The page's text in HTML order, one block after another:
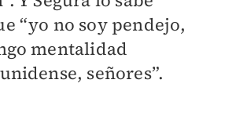
“yo no soy pendejo,
mentalidad
señores”.